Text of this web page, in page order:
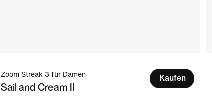
Zoom Streak 3 für Damen
Sail and Cream II
Kaufen